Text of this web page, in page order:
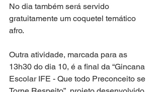
No dia também será servido
gratuitamente um coquetel temático
afro.
Outra atividade, marcada para as
13h30 do dia 10, é a final da “Gincana
Escolar IFE - Que todo Preconceito se